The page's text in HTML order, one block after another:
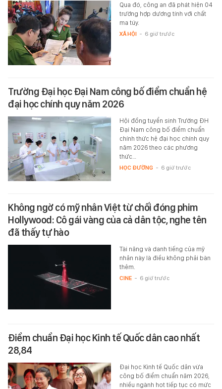
Qua đó, công an đã phát hiện 04
trường hợp dương tính với chất
ma túy.
XÃ HỘI - 6 giờ trước
Trường Đại học Đại Nam công bố điểm chuẩn hệ
đại học chính quy năm 2026
Hội đồng tuyển sinh Trường ĐH
Đại Nam công bố điểm chuẩn
chính thức hệ đại học chính quy
năm 2026 theo các phương
thức…
HỌC ĐƯỜNG - 6 giờ trước
Không ngờ có mỹ nhân Việt từ chối đóng phim
Hollywood: Cô gái vàng của cả dân tộc, nghe tên
đã thấy tự hào
Tài năng và danh tiếng của mỹ
nhân này là điều không phải bàn
thêm.
CINE - 6 giờ trước
Điểm chuẩn Đại học Kinh tế Quốc dân cao nhất
28,84
Đại học Kinh tế Quốc dân vừa
công bố điểm chuẩn năm 2026,
nhiều ngành hot tiếp tục có mức